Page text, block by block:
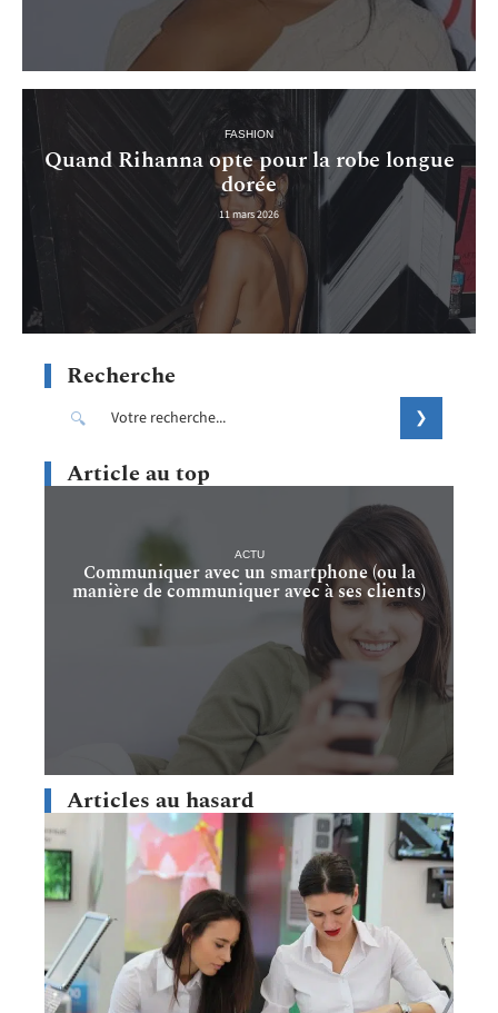
FASHION
Quand Rihanna opte pour la robe longue
dorée
11 mars 2026
Recherche
Article au top
ACTU
Communiquer avec un smartphone (ou la
manière de communiquer avec à ses clients)
Articles au hasard